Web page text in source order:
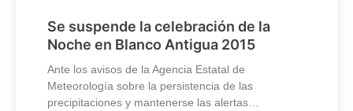
Se suspende la celebración de la
Noche en Blanco Antigua 2015
Ante los avisos de la Agencia Estatal de
Meteorología sobre la persistencia de las
precipitaciones y mantenerse las alertas…